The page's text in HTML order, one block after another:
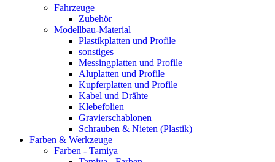
Fahrzeuge
Zubehör
Modellbau-Material
Plastikplatten und Profile
sonstiges
Messingplatten und Profile
Aluplatten und Profile
Kupferplatten und Profile
Kabel und Drähte
Klebefolien
Gravierschablonen
Schrauben & Nieten (Plastik)
Farben & Werkzeuge
Farben - Tamiya